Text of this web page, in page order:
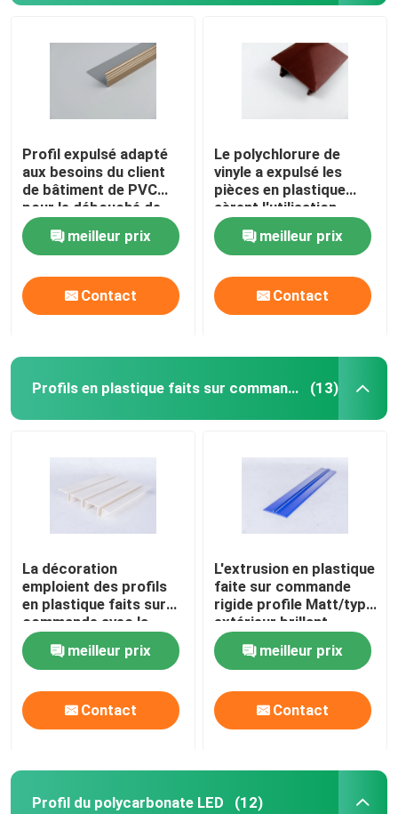
Profil expulsé adapté
aux besoins du client
de bâtiment de PVC
pour le débouché de
climatisation
meilleur prix
Contact
Le polychlorure de
vinyle a expulsé les
pièces en plastique
aèrent l'utilisation
ISO9001 de condition a
certifiémeilleur prix
Contact
Profils en plastique faits sur commande (13)
La décoration
emploient des profils
en plastique faits sur
commande avec la
surface demandée
spécialemeilleur prix
Contact
L'extrusion en plastique
faite sur commande
rigide profile Matt/type
extérieur brillant
facultatifs
meilleur prix
Contact
Profil du polycarbonate LED (12)